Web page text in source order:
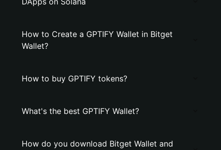
How to Create a GPTIFY Wallet in Bitget
Wallet?
How to buy GPTIFY tokens?
What's the best GPTIFY Wallet?
How do you download Bitget Wallet and